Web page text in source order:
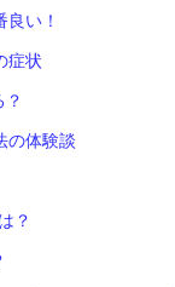
い！
症状
の体験談
？